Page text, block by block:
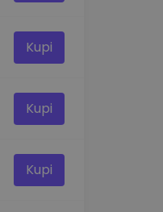
Kupi
Kupi
Kupi